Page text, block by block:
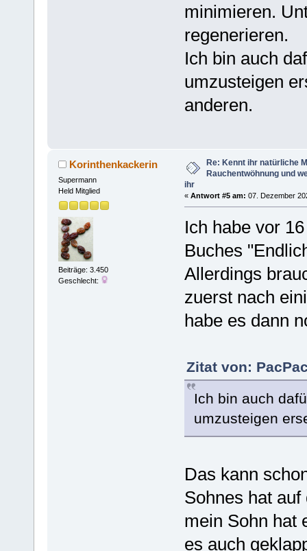
minimieren.
regenerieren.
Ich bin auch
umzusteigen
anderen.
Korinthenkackerin
Supermann
Held Mitglied
Beiträge: 3.450
Geschlecht:
Re: Kennt ihr natürliche
Rauchentwöhnung und
ihr
« Antwort #5 am: 07. Dezember
Ich habe vor
Buches
Allerdings
zuerst nach
habe es dann
Zitat von:
Ich bin auch
umzusteigen
Das kann
Sohnes hat
mein Sohn hat
es auch